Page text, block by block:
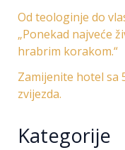
Od teologinje do
„Ponekad najveće
hrabrim korakom.“
Zamijenite hotel sa
zvijezda.
Kategorije